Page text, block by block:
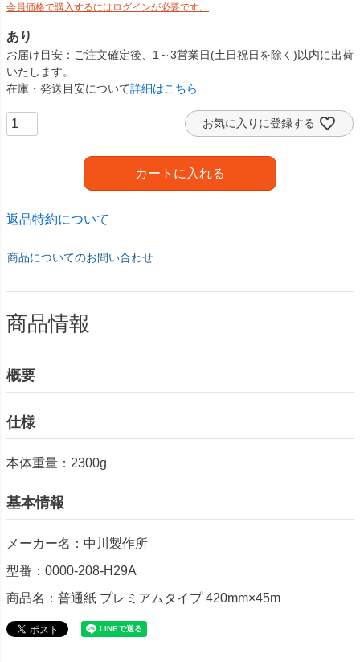
会員価格で購入するにはログインが必要です。
あり
お届け目安
ご注文確定後、1～3営業日(土日祝日を除く)以内に出荷
いたします。
在庫・発送目安について詳細はこちら
お気に入りに登録する
カートに入れる
返品特約について
商品についてのお問い合わせ
商品情報
概要
仕様
本体重量：2300g
基本情報
メーカー名：中川製作所
型番：0000-208-H29A
商品名：普通紙 プレミアムタイプ 420mm×45m